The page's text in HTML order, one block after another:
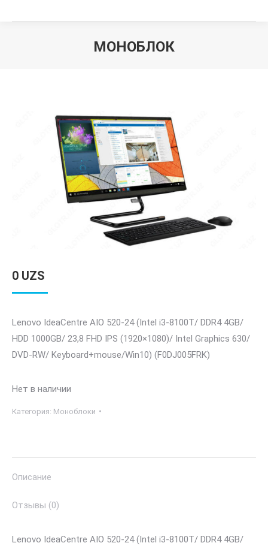
МОНОБЛОК
0 UZS
Lenovo IdeaCentre AIO 520-24 (Intel i3-8100T/ DDR4 4GB/
HDD 1000GB/ 23,8 FHD IPS (1920×1080)/ Intel Graphics 630/
DVD-RW/ Keyboard+mouse/Win10) (F0DJ005FRK)
Нет в наличии
Категория: Моноблоки
Описание
Отзывы (0)
Lenovo IdeaCentre AIO 520-24 (Intel i3-8100T/ DDR4 4GB/